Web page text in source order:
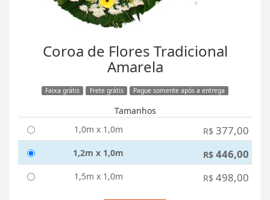
Coroa de Flores Tradicional
Amarela
Faixa grátis Frete grátis Pague somente após a entrega
Tamanhos
1,0m x 1,0m
R$ 377,00
1,2m x 1,0m R$ 446,00
1,5m x 1,0m R$ 498,00